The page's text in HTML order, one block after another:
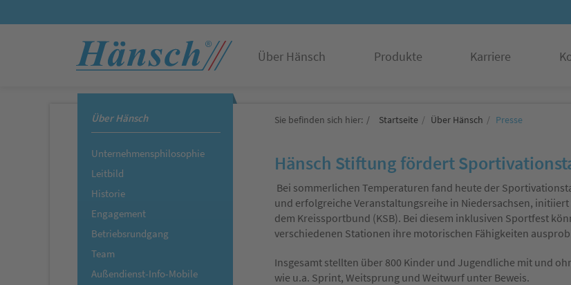
Über Hänsch Produkte Karriere
Über Hänsch
Unternehmensphilosophie
Leitbild
Historie
Engagement
Betriebsrundgang
Team
Außendienst-Info-Mobile
Sie befinden sich hier: Startseite Über Hänsch Presse
Hänsch Stiftung fördert
Bei sommerlichen Temperaturen fand heute der
und erfolgreiche Veranstaltungsreihe in Niedersachsen,
dem Kreissportbund (KSB). Bei diesem inklusiven Sportfest
verschiedenen Stationen ihre motorischen Fähigkeiten
Insgesamt stellten über 800 Kinder und Jugendliche mit und
wie u.a. Sprint, Weitsprung und Weitwurf unter Beweis.